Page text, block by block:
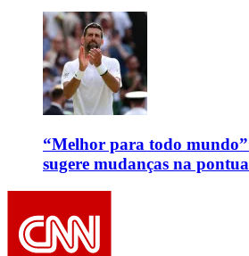
“Melhor para todo
sugere mudanças na